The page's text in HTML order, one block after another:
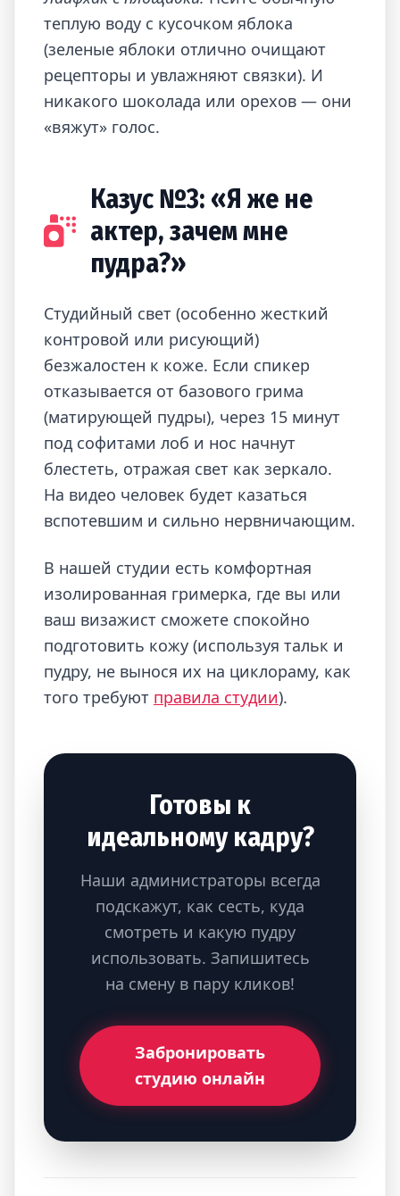
теплую воду с кусочком яблока
(зеленые яблоки отлично очищают
рецепторы и увлажняют связки). И
никакого шоколада или орехов — они
«вяжут» голос.
Казус №3: «Я же не
актер, зачем мне
пудра?»
Студийный свет (особенно жесткий
контровой или рисующий)
безжалостен к коже. Если спикер
отказывается от базового грима
(матирующей пудры), через 15 минут
под софитами лоб и нос начнут
блестеть, отражая свет как зеркало.
На видео человек будет казаться
вспотевшим и сильно нервничающим.
В нашей студии есть комфортная
изолированная гримерка, где вы или
ваш визажист сможете спокойно
подготовить кожу (используя тальк и
пудру, не вынося их на циклораму, как
того требуют правила студии).
Готовы к
идеальному кадру?
Наши администраторы всегда
подскажут, как сесть, куда
смотреть и какую пудру
использовать. Запишитесь
на смену в пару кликов!
Забронировать
студию онлайн